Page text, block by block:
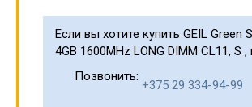
Если вы хотите купить GEIL Green
4GB 1600MHz LONG DIMM CL11, S
Позвонить:
+375 29 334-94-99